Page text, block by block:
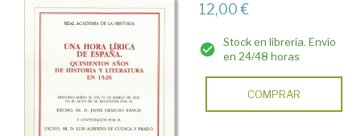
12,00 €
Stock en librería. Envío
en 24/48 horas
COMPRAR